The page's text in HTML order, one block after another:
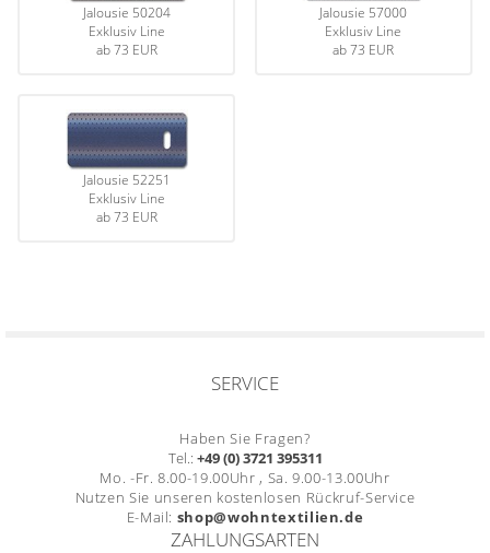
Gardinenstange
Panneaux
Jalousie 50204
Exklusiv Line
ab73 EUR
Jalousie 57000
Exklusiv Line
ab73 EUR
Jalousie 52251
Exklusiv Line
ab73 EUR
SERVICE
Haben Sie Fragen?
Tel.: +49 (0) 3721 395311
Mo. -Fr. 8.00-19.00Uhr , Sa. 9.00-13.00Uhr
Nutzen Sie unseren kostenlosen Rückruf-Service
E-Mail: shop@wohntextilien.de
ZAHLUNGSARTEN